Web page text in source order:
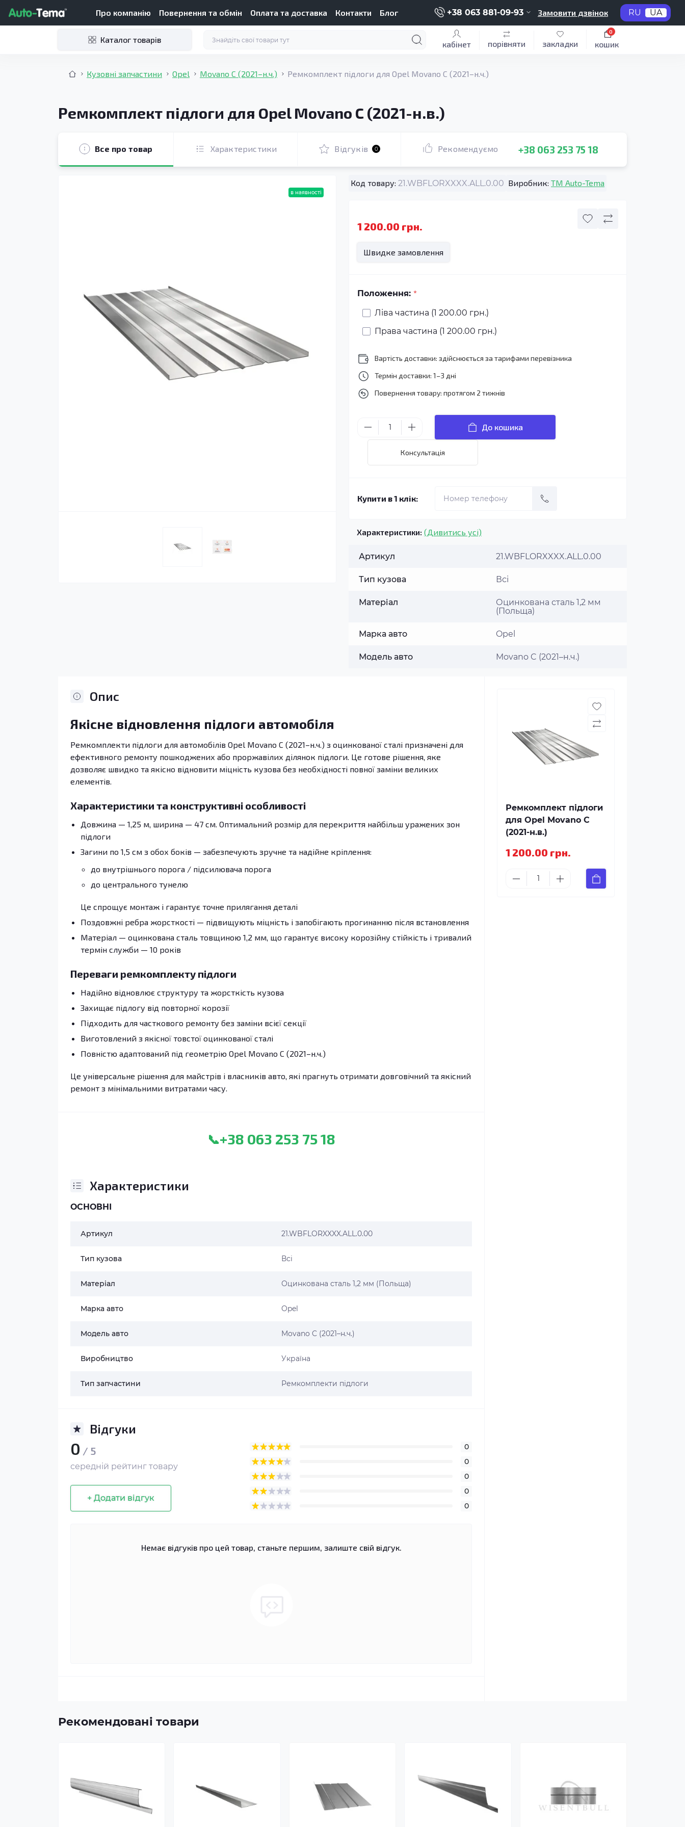
Про компанію Повернення та обмін Оплата та доставка Контакти Блог +38 063 881-09-93 Замовити дзвінок RU UA
Каталог товарів кабінет порівняти закладки кошик
0
Кузовні запчастини Opel Movano C (2021–н.ч.) Ремкомплект підлоги для Opel Movano C (2021–н.ч.)
Ремкомплект підлоги для Opel Movano C (2021-н.в.)
Все про товар Характеристики Відгуків 0 Рекомендуємо +38 063 253 75 18
в наявності
Код товару: 21.WBFLORXXXX.ALL.0.00 Виробник: TM Auto-Tema
1 200.00 грн.
Швидке замовлення
Положення: *
Ліва частина (1 200.00 грн.)
Права частина (1 200.00 грн.)
Вартість доставки: здійснюється за тарифами перевізника
Термін доставки: 1–3 дні
Повернення товару: протягом 2 тижнів
До кошика
Консультація
Купити в 1 клік:
Характеристики: (Дивитись усі)
Артикул 21.WBFLORXXXX.ALL.0.00
Тип кузова Всі
Матеріал
Оцинкована сталь 1,2 мм
(Польща)
Марка авто Opel
Модель авто Movano C (2021–н.ч.)
Опис
Якісне відновлення підлоги автомобіля
Ремкомплекти підлоги для автомобілів Opel Movano C (2021–н.ч.) з оцинкованої сталі призначені для
ефективного ремонту пошкоджених або проржавілих ділянок підлоги. Це готове рішення, яке
дозволяє швидко та якісно відновити міцність кузова без необхідності повної заміни великих
елементів.
Характеристики та конструктивні особливості
Довжина — 1,25 м, ширина — 47 см. Оптимальний розмір для перекриття найбільш уражених зон
підлоги
Загини по 1,5 см з обох боків — забезпечують зручне та надійне кріплення:
до внутрішнього порога / підсилювача порога
до центрального тунелю
Це спрощує монтаж і гарантує точне прилягання деталі
Поздовжні ребра жорсткості — підвищують міцність і запобігають прогинанню після встановлення
Матеріал — оцинкована сталь товщиною 1,2 мм, що гарантує високу корозійну стійкість і тривалий
термін служби — 10 років
Переваги ремкомплекту підлоги
Надійно відновлює структуру та жорсткість кузова
Захищає підлогу від повторної корозії
Підходить для часткового ремонту без заміни всієї секції
Виготовлений з якісної товстої оцинкованої сталі
Повністю адаптований під геометрію Opel Movano C (2021–н.ч.)
Це універсальне рішення для майстрів і власників авто, які прагнуть отримати довговічний та якісний
ремонт з мінімальними витратами часу.
📞+38 063 253 75 18
Характеристики
ОСНОВНІ
Артикул 21.WBFLORXXXX.ALL.0.00
Тип кузова Всі
Матеріал Оцинкована сталь 1,2 мм (Польща)
Марка авто Opel
Модель авто Movano C (2021–н.ч.)
Виробництво Україна
Тип запчастини Ремкомплекти підлоги
Відгуки
0 / 5
середній рейтинг товару
+ Додати відгук
0
0
0
0
0
Немає відгуків про цей товар, станьте першим, залиште свій відгук.
Ремкомплект підлоги
для Opel Movano C
(2021-н.в.)
1 200.00 грн.
Рекомендовані товари